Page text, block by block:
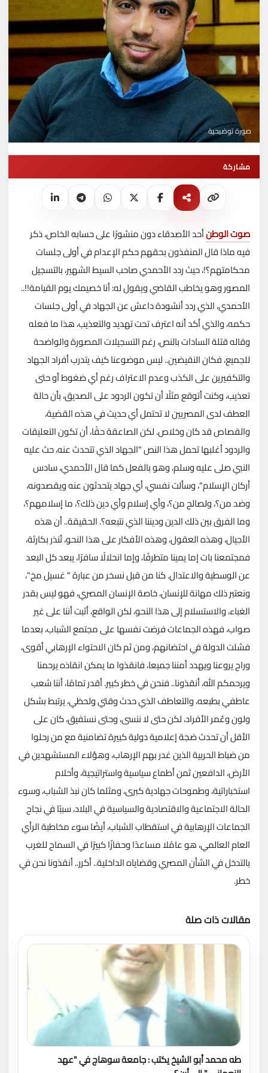
صورة توضيحية
مشاركة
صوت الوطنأحد الأصدقاء دون منشورًا على حسابه الخاص، ذكر
فيه ماذا قال المنفذون بحقهم حكم الإعدام في أولى جلسات
محكامتهم؟!، حيث ردد الأحمدي صاحب السيط الشهير، بالتسجيل
المصور وهو يخاطب القاضي ويقول له: أنا خصيمك يوم القيامة!!..
الأحمدي، الذي ردد أنشودة داعش عن الجهاد في أولى جلسات
حكمه، والذي أكد أنه اعترف تحت تهديد والتعذيب، هذا ما فعله
وقاله قتلة السادات بالنص، رغم التسجيلات المصورة والواضحة
للجميع، فكان النقيضين.. ليس موضوعنا كيف يتدرب أفراد الجهاد
والتكفيرين على الكذب وعدم الاعتراف رغم أي ضغوط أو حتى
تعذيب، وكنت أتوقع مثلًا أن تكون الردود على الصديق، بأن حالة
العطف لدى المصريين لا تحتمل أي حديث في هذه القضية،
والقصاص قد كان وخلاص. لكن الصاعقة حقًا، أن تكون التعليقات
والردود أغلبها تحمل هذا النص "الجهاد الذي تتحدث عنه، حث عليه
النبي صلى عليه وسلم، وهو بالفعل كما قال الأحمدي، سادس
أركان الإسلام"، وسألت نفسي، أي جهاد يتحدثون عنه ويقصدونه،
وضد من؟، ولصالح من؟، وأي إسلام وأي دين ذلك؟، ما إسلامهم؟،
وما الفرق بين ذلك الدين وديننا الذي نتبعه؟. الحقيقة.. أن هذه
الأجيال، وهذه العقول، وهذه الأفكار على هذا النحو، تُنذر بكارثة،
فمجتمعنا بات إما يمينا متطرفًا، وإما انحلالًا سافرًا، يبعد كل البعد
عن الوسطية والاعتدال. كنا من قبل نسخر من عبارة " غسيل مخ"،
ونعتبر ذلك مهانة للإنسان، خاصة الإنسان المصري، فهو ليس بقدر
الغباء، والاستسلام إلى هذا النحو، لكن الواقع، أثبت أننا على غير
صواب، فهذه الجماعات فرضت نفسها على مجتمع الشباب، بعدما
فشلت الدولة في احتضانهم، ومن ثم كان الاحتواء الإرهابي أقوى،
وراح يروعنا ويهدد أمننا جميعا، فانقذوا ما يمكن انقاذه يرحمنا
ويرحمكم الله، أنقذونا.. فنحن في خطر كبير. أقدر تمامًا، أننا شعب
عاطفي بطبعه، والتعاطف الذي حدث وقتي ولحظي، يرتبط بشكل
ولون وعُمر الأفراد، لكن حتى لا ننسى، وحتى نستفيق، كان على
الأقل أن تحدث ضجة إعلامية دولية كبيرة تضامنية مع من رحلوا
من ضباط الحربية الذين غدر بهم الإرهاب، وهؤلاء المستشهدين في
الأرض، الدافعين ثمن أطماع سياسية واستراتيجية، وأحلام
استخباراتية، وطموحات جهادية كبرى، ومثلما كان نبذ الشباب، وسوء
الحالة الاجتماعية والاقتصادية والسياسية في البلاد، سببًا في نجاح
الجماعات الإرهابية في استقطاب الشباب، أيضًا سوء مخاطبة الرأي
العام العالمي، هو عامًلا مساعدًا وحفازًا كبيرًا في السماح للغرب
بالتدخل في الشأن المصري وقضاياه الداخلية.. أكرر.. أنقذونا نحن في
خطر.
مقالات ذات صلة
طه محمد أبو الشيخ يكتب : جامعة سوهاج في "عهد